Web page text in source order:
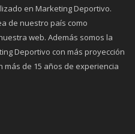
en Marketing Deportivo.
de nuestro país como
web. Además somos la
Deportivo con más proyección
más de 15 años de experiencia